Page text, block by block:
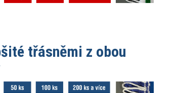
třásněmi z obou